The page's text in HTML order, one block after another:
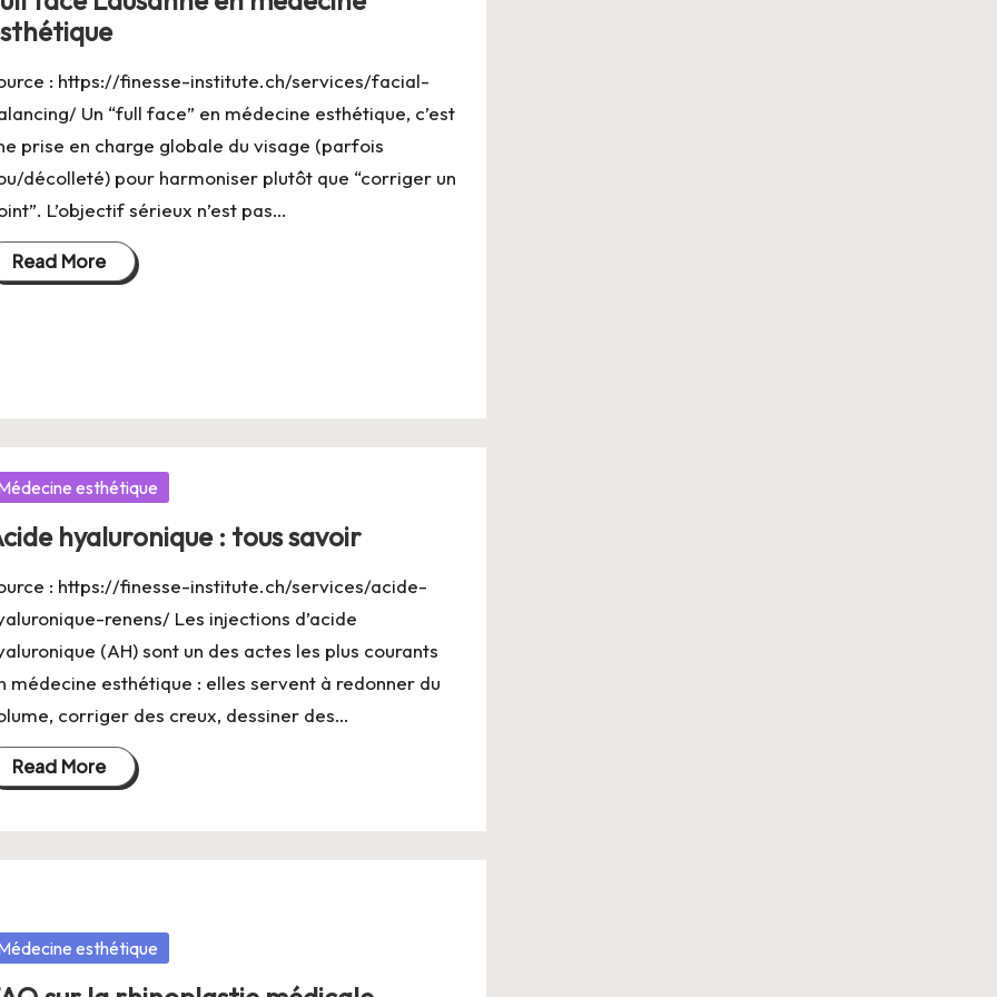
: https://finesse-institute.ch/services/facial-
Un “full face” en médecine esthétique, c’est
prise en charge globale du visage (parfois
décolleté) pour harmoniser plutôt que “corriger un
L’objectif sérieux n’est pas…
Read More
esthétique
hyaluronique : tous savoir
: https://finesse-institute.ch/services/acide-
renens/ Les injections d’acide
(AH) sont un des actes les plus courants
médecine esthétique : elles servent à redonner du
corriger des creux, dessiner des…
Read More
esthétique